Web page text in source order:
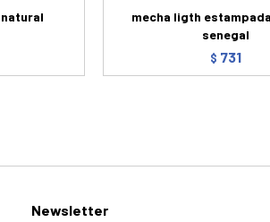
mecha ligth
senegal
$ 731
Newsletter